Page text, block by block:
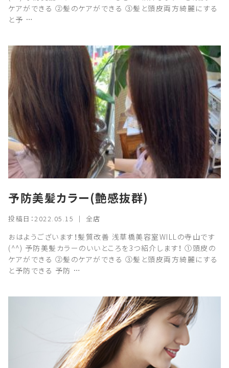
ケアができる ②髪のケアができる ③髪と頭皮両方綺麗にする
と予 …
予防美髪カラー(艶感抜群)
投稿日：2022.05.15 ｜ 全店
おはようございます！髪質改善 浅草橋美容室WILLの寺山です
(^^) 予防美髪カラーのいいところを3つ紹介します！ ①頭皮の
ケアができる ②髪のケアができる ③髪と頭皮両方綺麗にする
と予防できる 予防 …